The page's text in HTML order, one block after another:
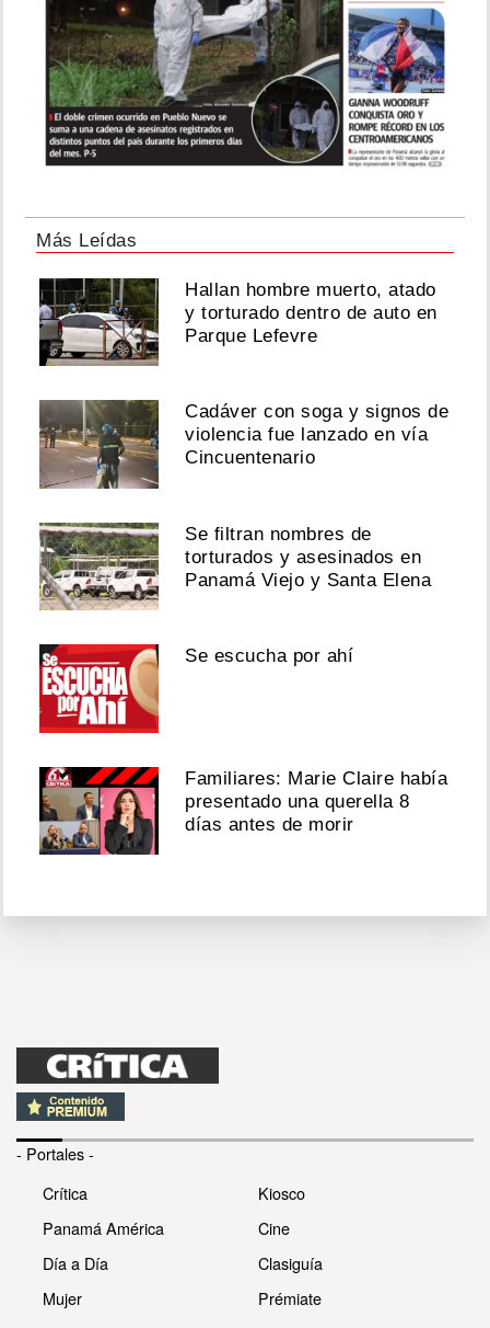
Más Leídas
Hallan hombre muerto, atado
y torturado dentro de auto en
Parque Lefevre
Cadáver con soga y signos de
violencia fue lanzado en vía
Cincuentenario
Se filtran nombres de
torturados y asesinados en
Panamá Viejo y Santa Elena
Se escucha por ahí
Familiares: Marie Claire había
presentado una querella 8
días antes de morir
- Portales -
Crítica
Panamá América
Día a Día
Mujer
Kiosco
Cine
Clasiguía
Prémiate